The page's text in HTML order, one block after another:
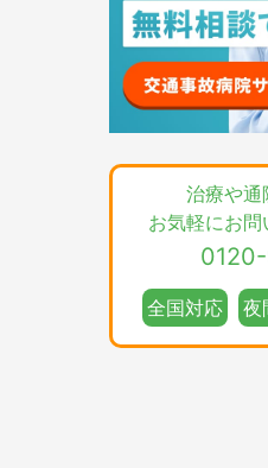
治療や通
お気軽にお
全国対応 夜